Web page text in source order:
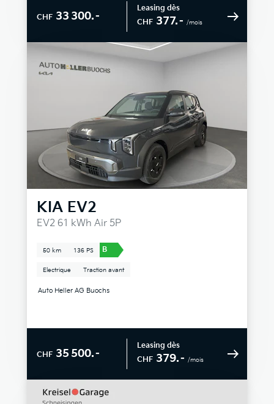
CHF 33 300.–
Leasing dès
CHF 377.– /mois
KIA EV2
EV2 61 kWh Air 5P
50 km 136 PS B
Electrique Traction avant
Auto Heller AG Buochs
CHF 35 500.–
Leasing dès
CHF 379.– /mois